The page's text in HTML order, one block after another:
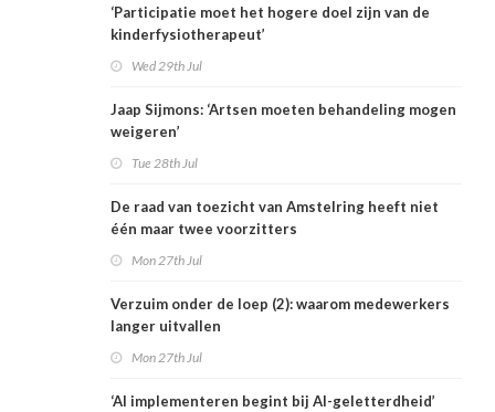
‘Participatie moet het hogere doel zijn van de
kinderfysiotherapeut’
Wed 29th Jul
Jaap Sijmons: ‘Artsen moeten behandeling mogen
weigeren’
Tue 28th Jul
De raad van toezicht van Amstelring heeft niet
één maar twee voorzitters
Mon 27th Jul
Verzuim onder de loep (2): waarom medewerkers
langer uitvallen
Mon 27th Jul
‘AI implementeren begint bij AI-geletterdheid’